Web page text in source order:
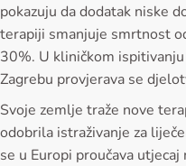
pokazuju da dodatak niske
terapiji smanjuje smrtnost
30%. U kliničkom
Zagrebu provjerava se
Svoje zemlje traže nove
odobrila istraživanje za
se u Europi proučava